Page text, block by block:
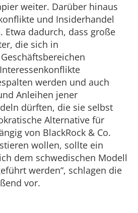
weiter. Darüber hinaus
und Insiderhandel
Etwa dadurch, dass große
die sich in
werden und auch
Anleihen jener
dürften, die sie selbst
Alternative für
von BlackRock & Co.
wollen, sollte ein
dem schwedischen Modell
werden“, schlagen die
vor.